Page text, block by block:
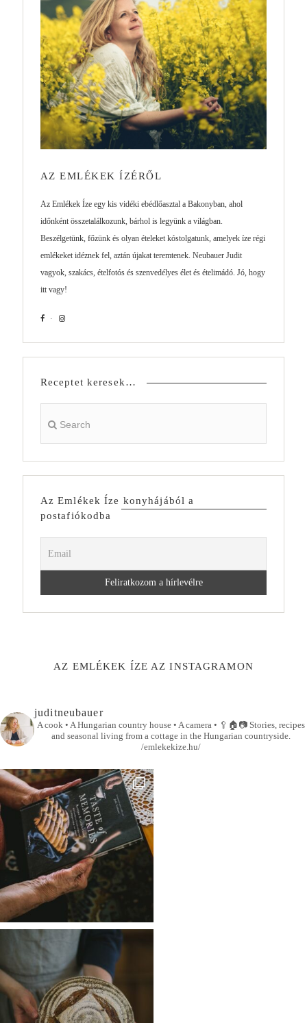
AZ EMLÉKEK ÍZÉRŐL
Az Emlékek Íze egy kis vidéki ebédlőasztal a Bakonyban, ahol
időnként összetalálkozunk, bárhol is legyünk a világban.
Beszélgetünk, főzünk és olyan ételeket kóstolgatunk, amelyek íze régi
emlékeket idéznek fel, aztán újakat teremtenek. Neubauer Judit
vagyok, szakács, ételfotós és szenvedélyes élet és ételimádó. Jó, hogy
itt vagy!
Receptet keresek…
Az Emlékek Íze konyhájából a
postafiókodba
AZ EMLÉKEK ÍZE AZ INSTAGRAMON
juditneubauer
A cook • A Hungarian country house • A camera • 🥄🏠📷Stories, recipes
and seasonal living from a cottage in the Hungarian countryside.
/emlekekize.hu/